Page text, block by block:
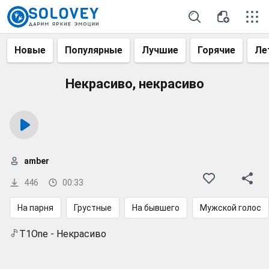
Новые Популярные Лучшие Горячие
Некрасиво, некрасиво
446 00:33
amber
На парня Грустные На бывшего Мужской голос
T1One - Некрасиво